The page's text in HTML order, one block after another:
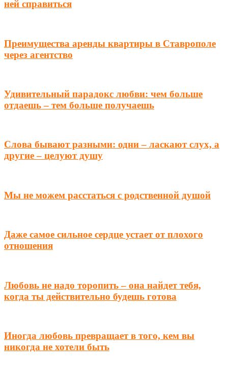
ней справиться
Преимущества аренды квартиры в Ставрополе
через агентство
Удивительный парадокс любви: чем больше
отдаешь – тем больше получаешь
Слова бывают разными: одни – ласкают слух, а
другие – целуют душу
Мы не можем расстаться с родственной душой
Даже самое сильное сердце устает от плохого
отношения
Любовь не надо торопить – она найдет тебя,
когда ты действительно будешь готова
Иногда любовь превращает в того, кем вы
никогда не хотели быть